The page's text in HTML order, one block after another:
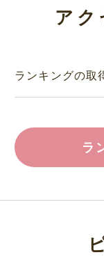
ア
ランキングの取
ラ